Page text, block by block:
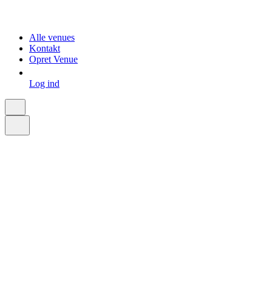
Alle venues
Kontakt
Opret Venue
Log ind